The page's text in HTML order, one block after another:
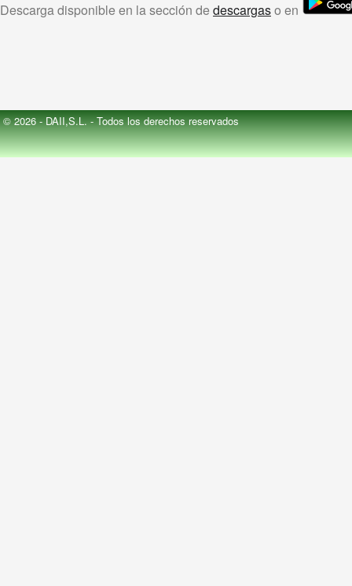
Descarga disponible en la sección de descargaso en
© 2026 - DAII,S.L. - Todos los derechos reservados